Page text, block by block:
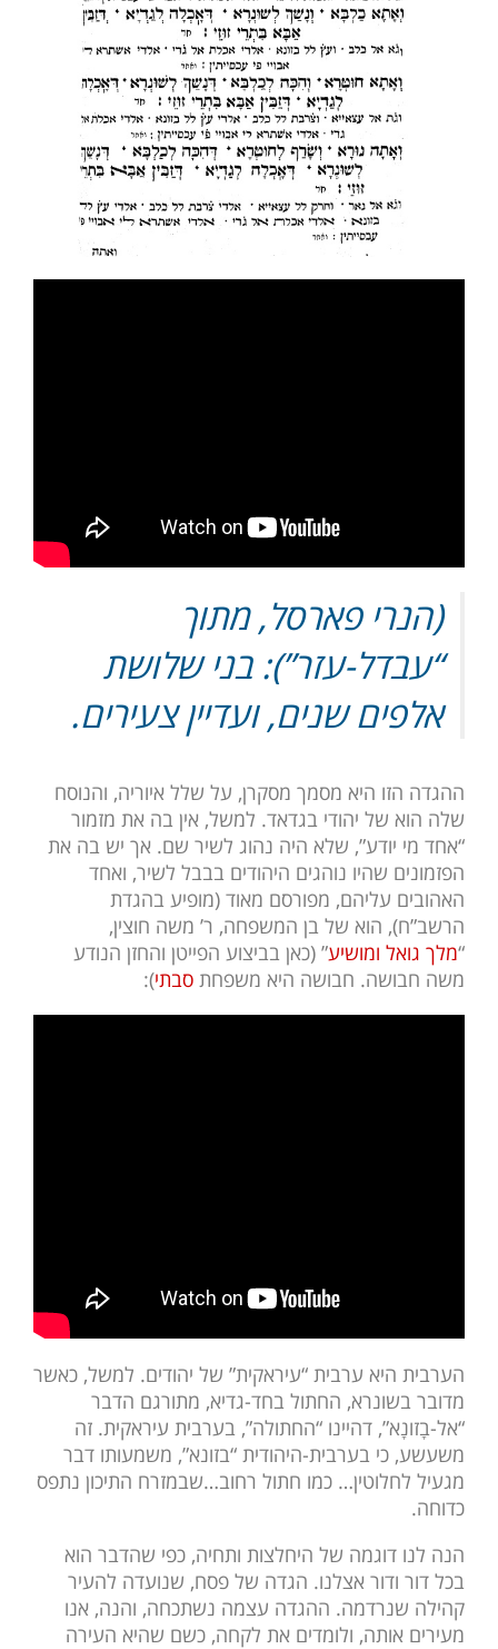
(הנרי פארסל, מתוך
“עבדל-עזר”): בני שלושת
אלפים שנים, ועדיין צעירים.
ההגדה הזו היא מסמך מסקרן, על שלל איוריה, והנוסח
שלה הוא של יהודי בגדאד. למשל, אין בה את מזמור
“אחד מי יודע”, שלא היה נהוג לשיר שם. אך יש בה את
הפזמונים שהיו נוהגים היהודים בבבל לשיר, ואחד
האהובים עליהם, מפורסם מאוד (מופיע בהגדת
הרשב”ח), הוא של בן המשפחה, ר’ משה חוצין,
“מלך גואל ומושיע” (כאן בביצוע הפייטן והחזן הנודע
משה חבושה. חבושה היא משפחת סבתי):
הערבית היא ערבית “עיראקית” של יהודים. למשל, כאשר
מדובר בשונרא, החתול בחד-גדיא, מתורגם הדבר
“אל-בָזונָא”, דהיינו “החתולה”, בערבית עיראקית. זה
משעשע, כי בערבית-היהודית “בזונא”, משמעותו דבר
מגעיל לחלוטין… כמו חתול רחוב…שבמזרח התיכון נתפס
כדוחה.
הנה לנו דוגמה של היחלצות ותחיה, כפי שהדבר הוא
בכל דור ודור אצלנו. הגדה של פסח, שנועדה להעיר
קהילה שנרדמה. ההגדה עצמה נשתכחה, והנה, אנו
מעירים אותה, ולומדים את לקחה, כשם שהיא העירה